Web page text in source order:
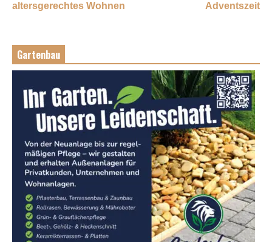
altersgerechtes Wohnen
Adventszeit
Gartenbau